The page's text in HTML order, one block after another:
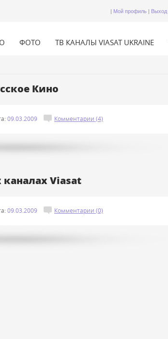
| Мой профиль | Выход
ФОТО ТВ КАНАЛЫ VIASAT UKRAINE
Кино
09.03.2009 Комментарии (4)
Viasat
09.03.2009 Комментарии (0)